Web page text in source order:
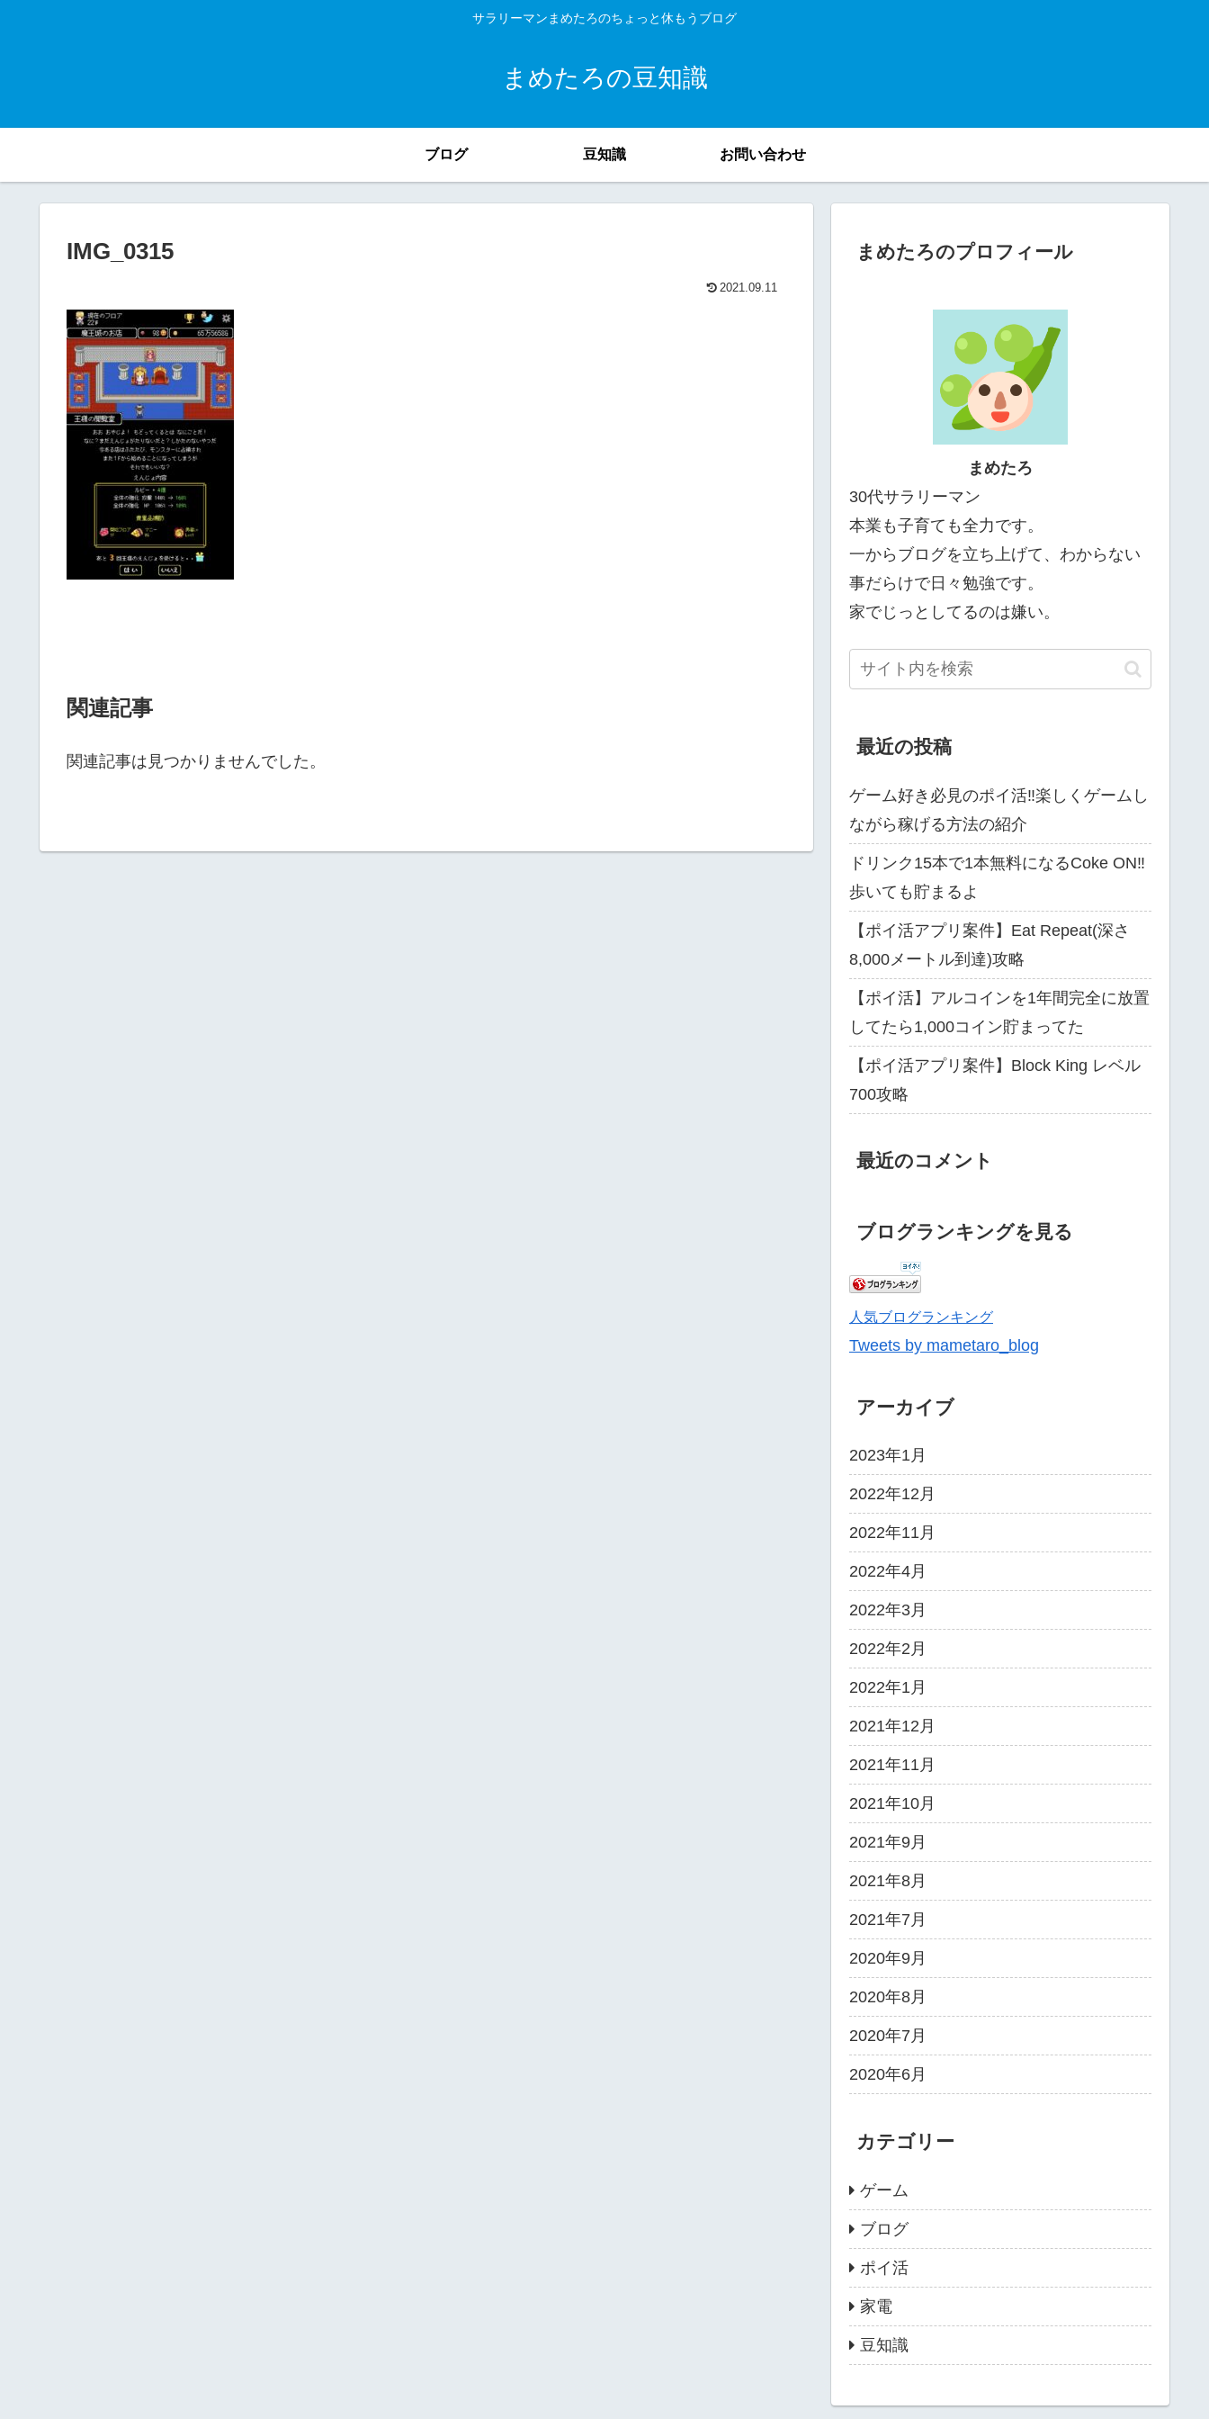
サラリーマンまめたろのちょっと休もうブログ
まめたろの豆知識
ブログ 豆知識 お問い合わせ
IMG_0315
2021.09.11
関連記事
関連記事は見つかりませんでした。
まめたろのプロフィール
まめたろ
30代サラリーマン
本業も子育ても全力です。
一からブログを立ち上げて、わからない
事だらけで日々勉強です。
家でじっとしてるのは嫌い。
最近の投稿
ゲーム好き必見のポイ活‼楽しくゲームし
ながら稼げる方法の紹介
ドリンク15本で1本無料になるCoke ON‼
歩いても貯まるよ
【ポイ活アプリ案件】Eat Repeat(深さ
8,000メートル到達)攻略
【ポイ活】アルコインを1年間完全に放置
してたら1,000コイン貯まってた
【ポイ活アプリ案件】Block King レベル
700攻略
最近のコメント
ブログランキングを見る
人気ブログランキング
Tweets by mametaro_blog
アーカイブ
2023年1月
2022年12月
2022年11月
2022年4月
2022年3月
2022年2月
2022年1月
2021年12月
2021年11月
2021年10月
2021年9月
2021年8月
2021年7月
2020年9月
2020年8月
2020年7月
2020年6月
カテゴリー
ゲーム
ブログ
ポイ活
家電
豆知識